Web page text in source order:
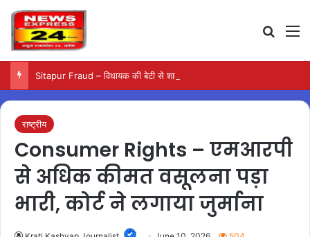
राष्ट्रीय
Consumer Rights – एमआरपी
से अधिक कीमत वसूलना पड़ा
भारी, कोर्ट ने लगाया जुर्माना